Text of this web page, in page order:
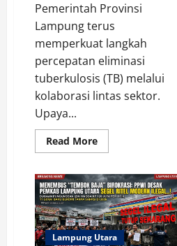
Pemerintah Provinsi
Lampung terus
memperkuat langkah
percepatan eliminasi
tuberkulosis (TB) melalui
kolaborasi lintas sektor.
Upaya...
Read MoreRead
more
Lampung
Intensifkan
Percepatan
Penanggulangan
Tuberkulosis
di
Tanggamus
Lampung Utara